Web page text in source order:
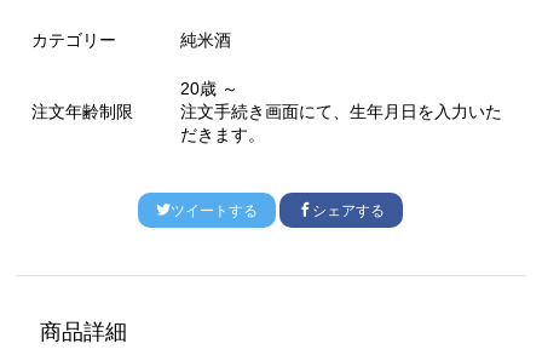
カテゴリー 純米酒
注文年齢制限
20歳 ～
注文手続き画面にて、生年月日を入力いた
だきます。
ツイートする シェアする
商品詳細